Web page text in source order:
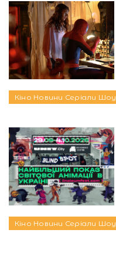
Кіно Новини Серіали Шоу
Кіно Новини Серіали Шоу